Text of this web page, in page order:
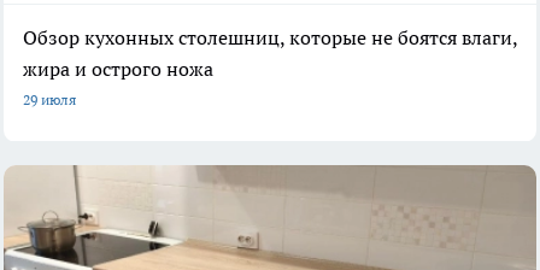
Обзор кухонных столешниц, которые не боятся влаги,
жира и острого ножа
29 июля